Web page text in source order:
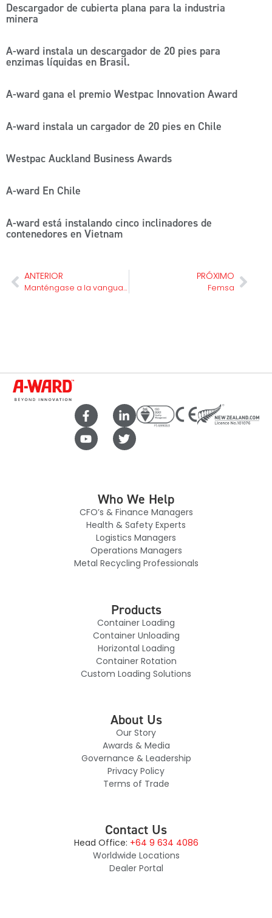
Descargador de cubierta plana para la industria
minera
A-ward instala un descargador de 20 pies para
enzimas líquidas en Brasil.
A-ward gana el premio Westpac Innovation Award
A-ward instala un cargador de 20 pies en Chile
Westpac Auckland Business Awards
A-ward En Chile
A-ward está instalando cinco inclinadores de
contenedores en Vietnam
ANTERIOR
Manténgase a la vanguardia del entorno regulatorio
PRÓXIMO
Femsa
Who We Help
CFO’s & Finance Managers
Health & Safety Experts
Logistics Managers
Operations Managers
Metal Recycling Professionals
Products
Container Loading
Container Unloading
Horizontal Loading
Container Rotation
Custom Loading Solutions
About Us
Our Story
Awards & Media
Governance & Leadership
Privacy Policy
Terms of Trade
Contact Us
Head Office: +64 9 634 4086
Worldwide Locations
Dealer Portal